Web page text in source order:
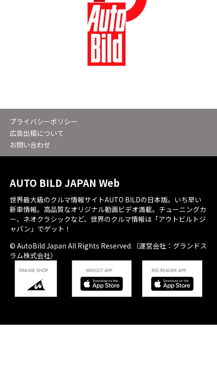
プライバシーポリシー
広告出稿について
お問い合わせ
AUTO BILD JAPAN Web
世界最大級のクルマ情報サイトAUTO BILDの日本版。いち早い
新車情報。高品質なオリジナル動画ビデオ満載。チューニングカ
ー、ネオクラシックなど、世界のクルマ情報は「アウトビルトジ
ャパン」でゲット！
© AutoBild Japan All Rights Reserved.（運営会社：グランドス
ラム株式会社）